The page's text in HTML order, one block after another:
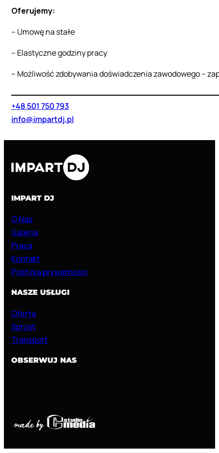
Oferujemy:
– Umowę na stałe
– Elastyczne godziny pracy
– Możliwość zdobywania doświadczenia zawodowego –
+48 501 750 793
info@impartdj.pl
IMPART DJ
O Nas
Galeria
Praca
Kontakt
Polityka prywatności
NASZE USŁUGI
Oferta
Sprzęt
Transport
OBSERWUJ NAS